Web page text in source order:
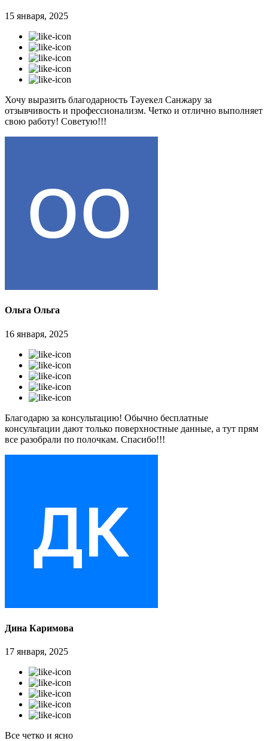
15 января, 2025
Хочу выразить благодарность Тәуекел Санжару за
отзывчивость и профессионализм. Четко и отлично выполняет
свою работу! Советую!!!
Ольга Ольга
16 января, 2025
Благодарю за консультацию! Обычно бесплатные
консультации дают только поверхностные данные, а тут прям
все разобрали по полочкам. Спасибо!!!
Дина Каримова
17 января, 2025
Все четко и ясно